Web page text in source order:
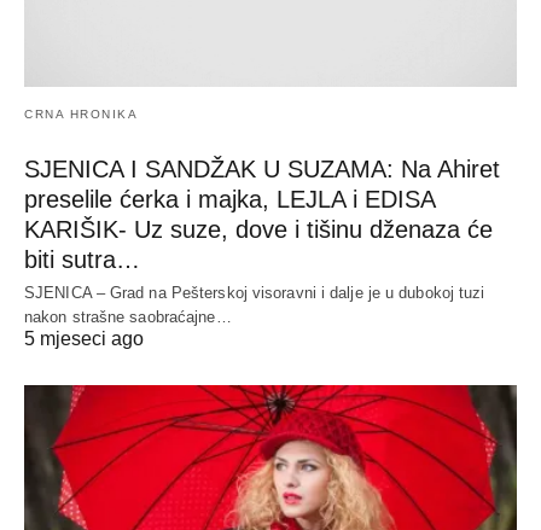
CRNA HRONIKA
SJENICA I SANDŽAK U SUZAMA: Na Ahiret
preselile ćerka i majka, LEJLA i EDISA
KARIŠIK- Uz suze, dove i tišinu dženaza će
biti sutra…
SJENICA – Grad na Pešterskoj visoravni i dalje je u dubokoj tuzi
nakon strašne saobraćajne…
5 mjeseci ago